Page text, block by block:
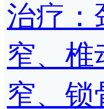
治疗：
窄、椎
窄、锁